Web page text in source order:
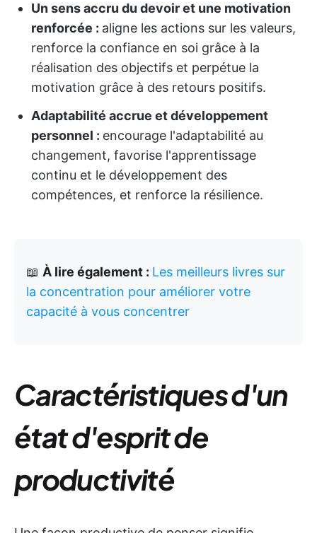
Un sens accru du devoir et une motivation
renforcée : aligne les actions sur les valeurs,
renforce la confiance en soi grâce à la
réalisation des objectifs et perpétue la
motivation grâce à des retours positifs.
Adaptabilité accrue et développement
personnel : encourage l'adaptabilité au
changement, favorise l'apprentissage
continu et le développement des
compétences, et renforce la résilience.
📖 À lire également : Les meilleurs livres sur
la concentration pour améliorer votre
capacité à vous concentrer
Caractéristiques d'un
état d'esprit de
productivité